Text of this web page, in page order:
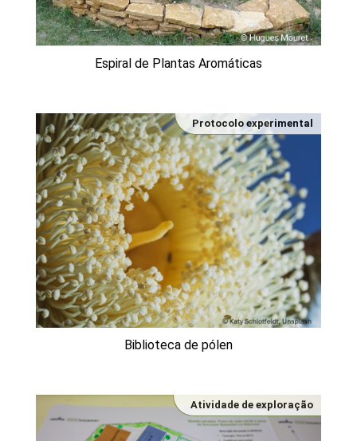
Espiral de Plantas Aromáticas
Biblioteca de pólen
Protocolo experimental
Atividade de exploração